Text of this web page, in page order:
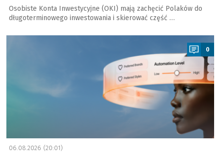
Osobiste Konta Inwestycyjne (OKI) mają zachęcić Polaków do
długoterminowego inwestowania i skierować część …
a
0
06.08.2026 (20:01)